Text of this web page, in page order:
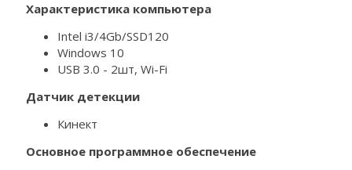
Характеристика компьютера
Intel i3/4Gb/SSD120
Windows 10
USB 3.0 - 2шт, Wi-Fi
Датчик детекции
Кинект
Основное программное обеспечение